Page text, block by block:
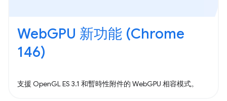
WebGPU 新功能 (Chrome
146)
支援 OpenGL ES 3.1 和暫時性附件的 WebGPU 相容模式。